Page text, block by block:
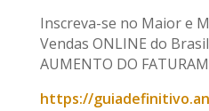
Inscreva-se no Maior e
Vendas ONLINE do
AUMENTO DO
https://